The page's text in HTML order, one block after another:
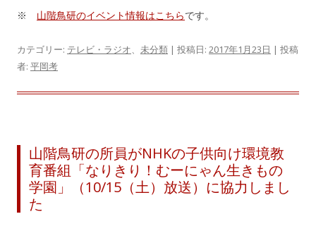
※ 山階鳥研のイベント情報はこちらです。
カテゴリー: テレビ・ラジオ、 未分類 | 投稿日: 2017年1月23日 | 投稿
者: 平岡考
山階鳥研の所員がNHKの子供向け環境教
育番組「なりきり！むーにゃん生きもの
学園」（10/15（土）放送）に協力しまし
た